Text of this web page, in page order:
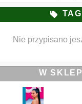
TAGI
Nie przypisano
W